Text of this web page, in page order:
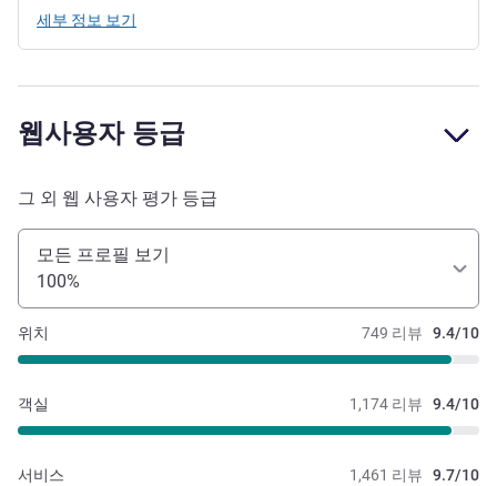
세부 정보 보기
웹사용자 등급
그 외 웹 사용자 평가 등급
모든 프로필 보기
100%
749 리뷰 9.4/10
위치
1,174 리뷰 9.4/10
객실
1,461 리뷰 9.7/10
서비스